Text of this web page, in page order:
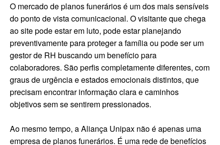
O mercado de planos funerários é um dos mais sensíveis
do ponto de vista comunicacional. O visitante que chega
ao site pode estar em luto, pode estar planejando
preventivamente para proteger a família ou pode ser um
gestor de RH buscando um benefício para
colaboradores. São perfis completamente diferentes, com
graus de urgência e estados emocionais distintos, que
precisam encontrar informação clara e caminhos
objetivos sem se sentirem pressionados.
Ao mesmo tempo, a Aliança Unipax não é apenas uma
empresa de planos funerários. É uma rede de benefícios